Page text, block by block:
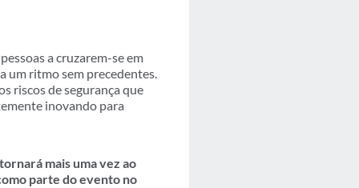
a cruzarem-se em
um ritmo sem precedentes.
riscos de segurança que
inovando para
mais uma vez ao
parte do evento no